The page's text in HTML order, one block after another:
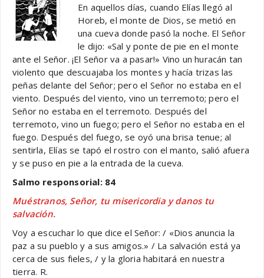
En aquellos días, cuando Elías llegó al
Horeb, el monte de Dios, se metió en
una cueva donde pasó la noche. El Señor
le dijo: «Sal y ponte de pie en el monte
ante el Señor. ¡El Señor va a pasar!» Vino un huracán tan
violento que descuajaba los montes y hacía trizas las
peñas delante del Señor; pero el Señor no estaba en el
viento. Después del viento, vino un terremoto; pero el
Señor no estaba en el terremoto. Después del
terremoto, vino un fuego; pero el Señor no estaba en el
fuego. Después del fuego, se oyó una brisa tenue; al
sentirla, Elías se tapó el rostro con el manto, salió afuera
y se puso en pie a la entrada de la cueva.
Salmo responsorial: 84
Muéstranos, Señor, tu misericordia y danos tu
salvación.
Voy a escuchar lo que dice el Señor: / «Dios anuncia la
paz a su pueblo y a sus amigos.» / La salvación está ya
cerca de sus fieles, / y la gloria habitará en nuestra
tierra. R.